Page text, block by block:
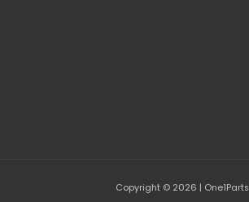
Copyright © 2026 | One1Parts